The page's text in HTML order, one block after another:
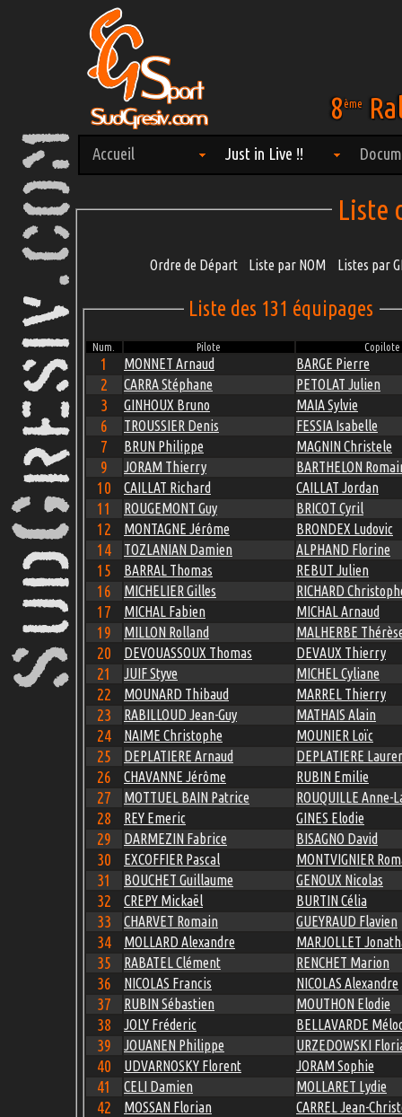
8ème
Accueil Just in Live !!
Liste
Ordre de Départ Liste par NOM Listes par
Liste des 131 équipages
Num. Pilote Copilote
1 MONNET Arnaud BARGE Pierre
2 CARRA Stéphane PETOLAT Julien
3 GINHOUX Bruno MAIA Sylvie
6 TROUSSIER Denis FESSIA Isabelle
7 BRUN Philippe MAGNIN Christele
9 JORAM Thierry BARTHELON
10 CAILLAT Richard CAILLAT Jordan
11 ROUGEMONT Guy BRICOT Cyril
12 MONTAGNE Jérôme BRONDEX Ludovic
14 TOZLANIAN Damien ALPHAND Florine
15 BARRAL Thomas REBUT Julien
16 MICHELIER Gilles RICHARD
17 MICHAL Fabien MICHAL Arnaud
19 MILLON Rolland MALHERBE
20 DEVOUASSOUX Thomas DEVAUX Thierry
21 JUIF Styve MICHEL Cyliane
22 MOUNARD Thibaud MARREL Thierry
23 RABILLOUD Jean-Guy MATHAIS Alain
24 NAIME Christophe MOUNIER Loïc
25 DEPLATIERE Arnaud DEPLATIERE
26 CHAVANNE Jérôme RUBIN Emilie
27 MOTTUEL BAIN Patrice ROUQUILLE Anne-
28 REY Emeric GINES Elodie
29 DARMEZIN Fabrice BISAGNO David
30 EXCOFFIER Pascal MONTVIGNIER
31 BOUCHET Guillaume GENOUX Nicolas
32 CREPY Mickaël BURTIN Célia
33 CHARVET Romain GUEYRAUD Flavien
34 MOLLARD Alexandre MARJOLLET
35 RABATEL Clément RENCHET Marion
36 NICOLAS Francis NICOLAS Alexandre
37 RUBIN Sébastien MOUTHON Elodie
38 JOLY Fréderic BELLAVARDE
39 JOUANEN Philippe URZEDOWSKI
40 UDVARNOSKY Florent JORAM Sophie
41 CELI Damien MOLLARET Lydie
42 MOSSAN Florian CARREL Jean-